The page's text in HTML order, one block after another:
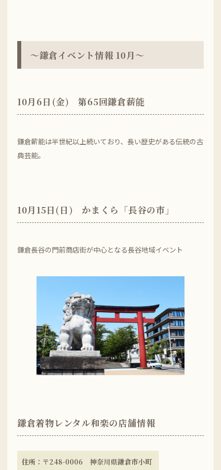
～鎌倉イベント情報 10月～
10月6日(金) 第65回鎌倉薪能
鎌倉薪能は半世紀以上続いており、長い歴史がある伝統の古
典芸能。
10月15日(日) かまくら「長谷の市」
鎌倉長谷の門前商店街が中心となる長谷地域イベント
鎌倉着物レンタル和楽の店舗情報
住所 ：〒248-0006 神奈川県鎌倉市小町